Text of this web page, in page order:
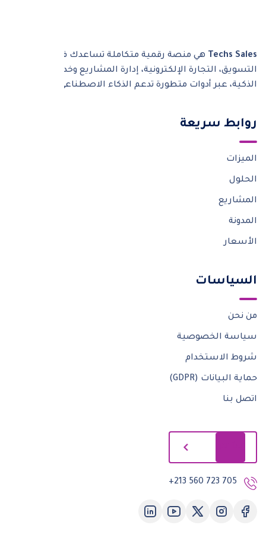
Techs Sales هي منصة رقمية متكاملة تساعدك في أتمتة
الذكية، عبر أدوات متطورة تدعم الذكاء الاصطناعي.
روابط سريعة
الميزات
الحلول
المشاريع
المدونة
الأسعار
السياسات
من نحن
سياسة الخصوصية
شروط الاستخدام
حماية البيانات (GDPR)
اتصل بنا
+213 560 723 705